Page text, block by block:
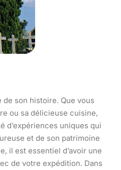
de son histoire. Que vous
ou sa délicieuse cuisine,
d’expériences uniques qui
et de son patrimoine
il est essentiel d’avoir une
de votre expédition. Dans